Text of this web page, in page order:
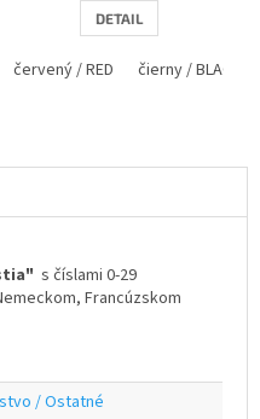
DETAIL
červený / RED čierny / BLACK
s číslami 0-29
Francúzskom
/ Ostatné